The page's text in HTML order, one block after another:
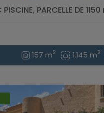
PARCELLE DE
157 m2 1.145 m2